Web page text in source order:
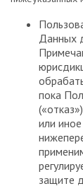
Данных
пока
или
защите